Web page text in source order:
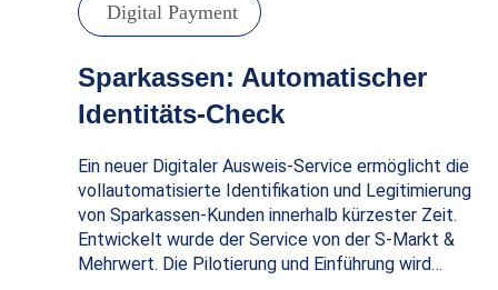
Digital Payment
Sparkassen: Automatischer
Identitäts-Check
Ein neuer Digitaler Ausweis-Service ermöglicht die
vollautomatisierte Identifikation und Legitimierung
von Sparkassen-Kunden innerhalb kürzester Zeit.
Entwickelt wurde der Service von der S-Markt &
Mehrwert. Die Pilotierung und Einführung wird…